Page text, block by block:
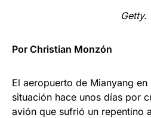
Getty.
Por Christian Monzón
El aeropuerto de Mianyang
situación hace unos días por
avión que sufrió un repentino